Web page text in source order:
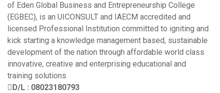
of Eden Global Business and Entrepreneurship College
(EGBEC), is an UICONSULT and IAECM accredited and
licensed Professional Institution committed to igniting and
kick starting a knowledge management based, sustainable
development of the nation through affordable world class
innovative, creative and enterprising educational and
training solutions.
D/L : 08023180793